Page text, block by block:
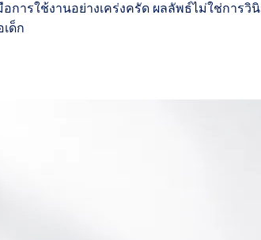
การใช้งานอย่างเคร่งครัด ผลลัพธ์ไม่ใช่กา
ด็ก